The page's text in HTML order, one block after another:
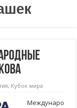
, Кубок мира
Междунаро